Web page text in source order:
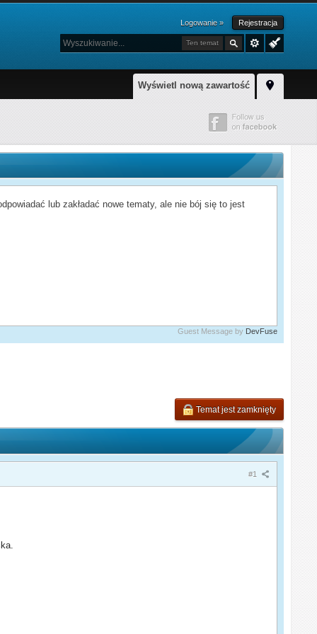
Logowanie » Rejestracja
Ten temat
Wyświetl nową zawartość
lub zakładać nowe tematy, ale nie bój się to jest
Guest Message by DevFuse
Temat jest zamknięty
#1